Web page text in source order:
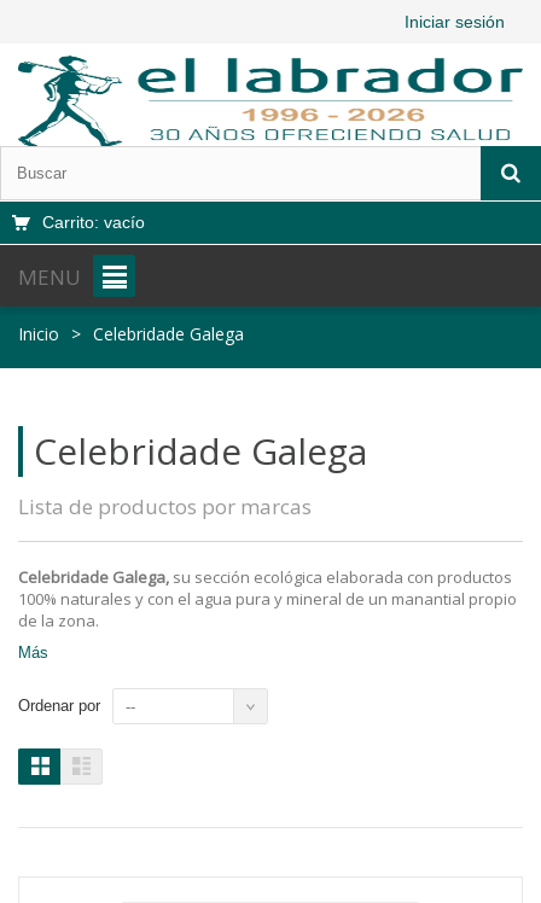
Iniciar sesión
Carrito: vacío
MENU
Inicio > Celebridade Galega
Celebridade Galega
Lista de productos por marcas
Celebridade Galega, su sección ecológica elaborada con productos
100% naturales y con el agua pura y mineral de un manantial propio
de la zona.
Más
Ordenar por --